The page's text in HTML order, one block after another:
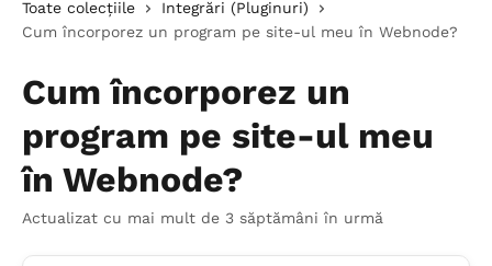
Toate colecțiile
Integrări (Pluginuri)
Cum încorporez un program pe site-ul meu în Webnode?
Cum încorporez un
program pe site-ul meu
în Webnode?
Actualizat cu mai mult de 3 săptămâni în urmă